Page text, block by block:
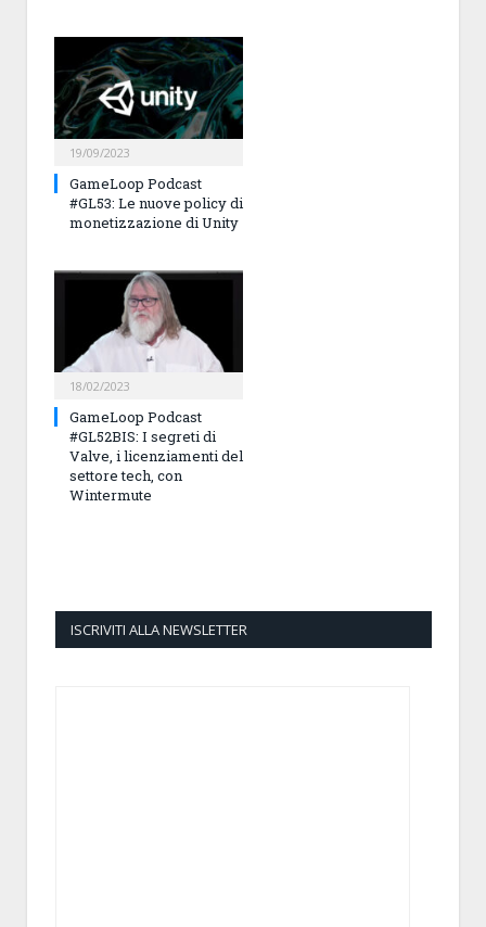
19/09/2023
GameLoop Podcast
#GL53: Le nuove policy di
monetizzazione di Unity
18/02/2023
GameLoop Podcast
#GL52BIS: I segreti di
Valve, i licenziamenti del
settore tech, con
Wintermute
ISCRIVITI ALLA NEWSLETTER